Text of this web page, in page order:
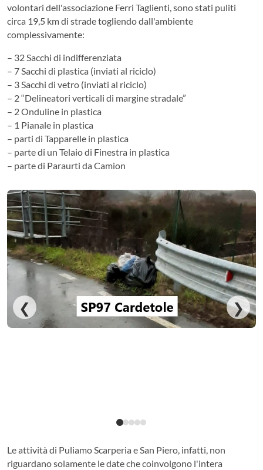
volontari dell'associazione Ferri Taglienti, sono stati puliti
circa 19,5 km di strade togliendo dall'ambiente
complessivamente:
– 32 Sacchi di indifferenziata
– 7 Sacchi di plastica (inviati al riciclo)
– 3 Sacchi di vetro (inviati al riciclo)
– 2 “Delineatori verticali di margine stradale”
– 2 Onduline in plastica
– 1 Pianale in plastica
– parti di Tapparelle in plastica
– parte di un Telaio di Finestra in plastica
– parte di Paraurti da Camion
❮ ❯
Le attività di Puliamo Scarperia e San Piero, infatti, non
riguardano solamente le date che coinvolgono l'intera